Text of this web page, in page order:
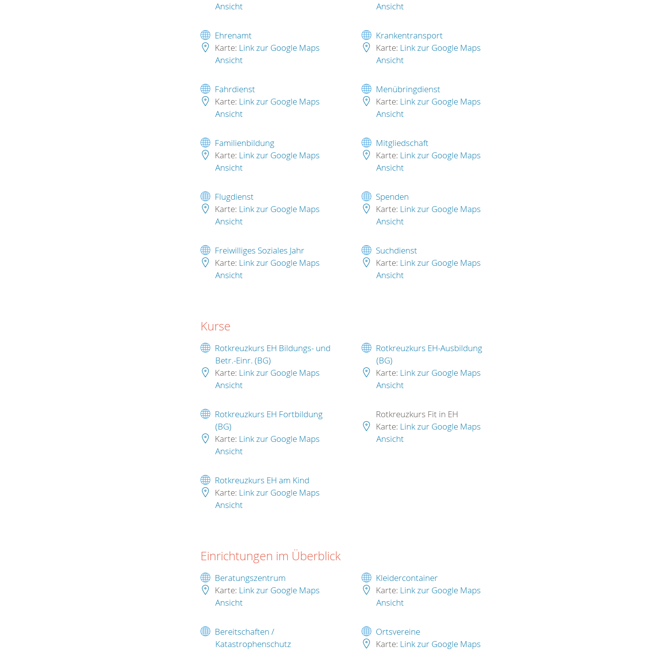
Ansicht
Ehrenamt
Karte: Link zur Google Maps
Ansicht
Fahrdienst
Karte: Link zur Google Maps
Ansicht
Familienbildung
Karte: Link zur Google Maps
Ansicht
Flugdienst
Karte: Link zur Google Maps
Ansicht
Freiwilliges Soziales Jahr
Karte: Link zur Google Maps
Ansicht
Ansicht
Krankentransport
Karte: Link zur Google Maps
Ansicht
Menübringdienst
Karte: Link zur Google Maps
Ansicht
Mitgliedschaft
Karte: Link zur Google Maps
Ansicht
Spenden
Karte: Link zur Google Maps
Ansicht
Suchdienst
Karte: Link zur Google Maps
Ansicht
Kurse
Rotkreuzkurs EH Bildungs- und
Betr.-Einr. (BG)
Karte: Link zur Google Maps
Ansicht
Rotkreuzkurs EH Fortbildung
(BG)
Karte: Link zur Google Maps
Ansicht
Rotkreuzkurs EH am Kind
Karte: Link zur Google Maps
Ansicht
Rotkreuzkurs EH-Ausbildung
(BG)
Karte: Link zur Google Maps
Ansicht
Rotkreuzkurs Fit in EH
Karte: Link zur Google Maps
Ansicht
Einrichtungen im Überblick
Beratungszentrum
Karte: Link zur Google Maps
Ansicht
Bereitschaften /
Katastrophenschutz
Kleidercontainer
Karte: Link zur Google Maps
Ansicht
Ortsvereine
Karte: Link zur Google Maps